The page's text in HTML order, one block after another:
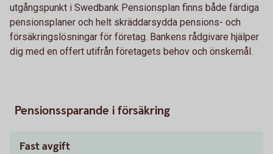
utgångspunkt i Swedbank Pensionsplan finns både färdiga
pensionsplaner och helt skräddarsydda pensions- och
försäkringslösningar för företag. Bankens rådgivare hjälper
dig med en offert utifrån företagets behov och önskemål.
Pensionssparande i försäkring
Fast avgift